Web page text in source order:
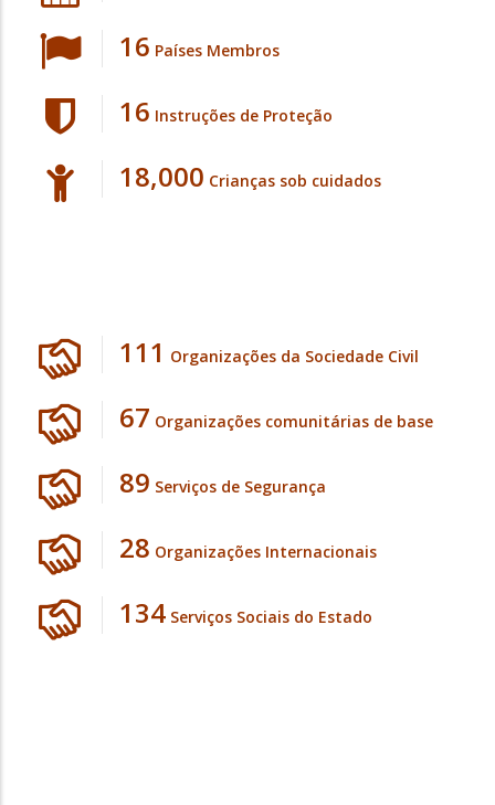
16 Países Membros
16 Instruções de Proteção
18,000 Crianças sob cuidados
127 Organizações da Sociedade Civil
77 Organizações comunitárias de base
102Serviços de Segurança
32 Organizações Internacionais
154 Serviços Sociais do Estado